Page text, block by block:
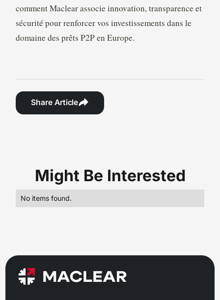
comment Maclear associe innovation, transparence et
sécurité pour renforcer vos investissements dans le
domaine des prêts P2P en Europe.
Share Article
Might Be Interested
No items found.